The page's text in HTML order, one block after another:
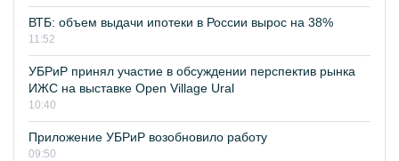
ВТБ: объем выдачи ипотеки в России вырос на 38%
11:52
УБРиР принял участие в обсуждении перспектив рынка
ИЖС на выставке Open Village Ural
10:40
Приложение УБРиР возобновило работу
09:50